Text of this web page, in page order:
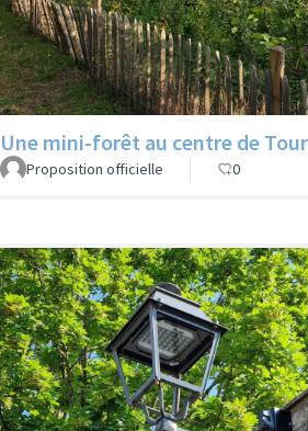
Une mini-forêt au centre de
Proposition officielle 0